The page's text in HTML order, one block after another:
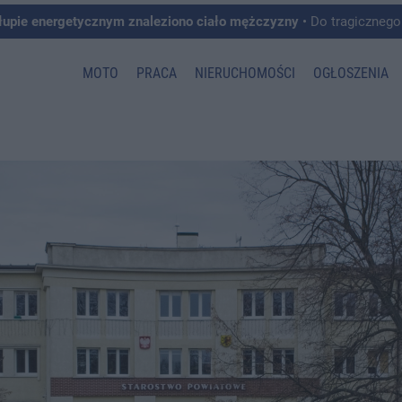
energetycznym znaleziono ciało mężczyzny • Do tragicznego zdarzenia doszło
MOTO PRACA NIERUCHOMOŚCI OGŁOSZENIA